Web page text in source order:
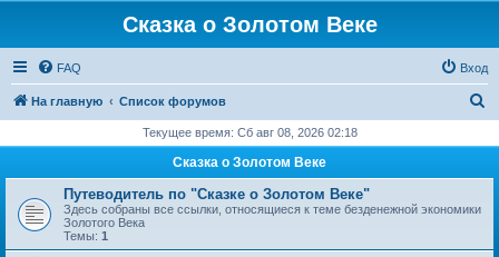
Сказка о Золотом Веке
FAQ Вход
На главную Список форумов
с
Текущее время: Сб авг 08, 2026 02:18
Сказка о Золотом Веке
Путеводитель по "Сказке о Золотом Веке"
Здесь собраны все ссылки, относящиеся к теме безденежной экономики
Золотого Века
Темы: 1